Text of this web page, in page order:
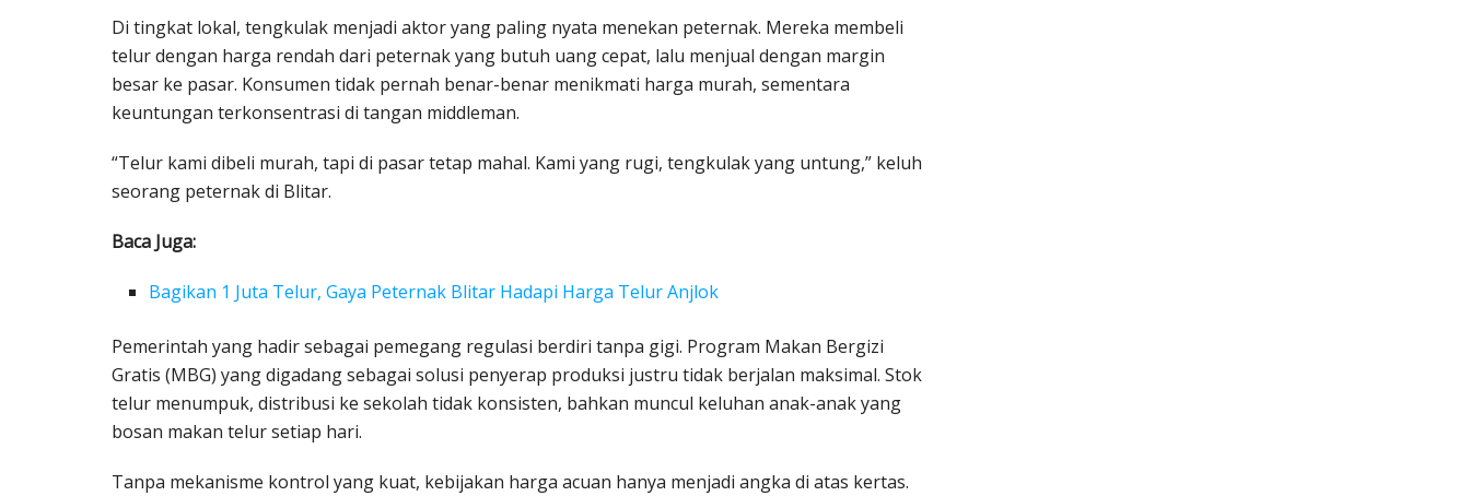
Di tingkat lokal, tengkulak menjadi aktor yang paling nyata menekan peternak. Mereka membeli
telur dengan harga rendah dari peternak yang butuh uang cepat, lalu menjual dengan margin
besar ke pasar. Konsumen tidak pernah benar-benar menikmati harga murah, sementara
keuntungan terkonsentrasi di tangan middleman.
“Telur kami dibeli murah, tapi di pasar tetap mahal. Kami yang rugi, tengkulak yang untung,” keluh
seorang peternak di Blitar.
Baca Juga:
Bagikan 1 Juta Telur, Gaya Peternak Blitar Hadapi Harga Telur Anjlok
Pemerintah yang hadir sebagai pemegang regulasi berdiri tanpa gigi. Program Makan Bergizi
Gratis (MBG) yang digadang sebagai solusi penyerap produksi justru tidak berjalan maksimal. Stok
telur menumpuk, distribusi ke sekolah tidak konsisten, bahkan muncul keluhan anak-anak yang
bosan makan telur setiap hari.
Tanpa mekanisme kontrol yang kuat, kebijakan harga acuan hanya menjadi angka di atas kertas.